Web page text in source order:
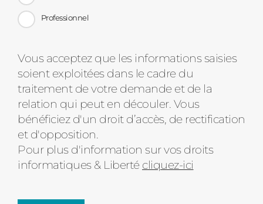
Professionnel
Message
d'état
Vous acceptez que les informations saisies
soient exploitées dans le cadre du
traitement de votre demande et de la
relation qui peut en découler. Vous
bénéficiez d'un droit d’accès, de rectification
et d'opposition.
Pour plus d'information sur vos droits
informatiques & Liberté cliquez-ici